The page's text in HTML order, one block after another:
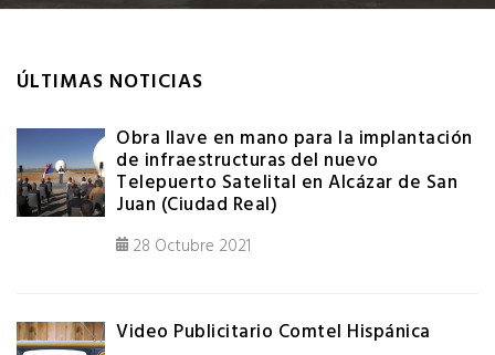
ÚLTIMAS NOTICIAS
Obra llave en mano para la implantación
de infraestructuras del nuevo
Telepuerto Satelital en Alcázar de San
Juan (Ciudad Real)
28 Octubre 2021
Video Publicitario Comtel Hispánica